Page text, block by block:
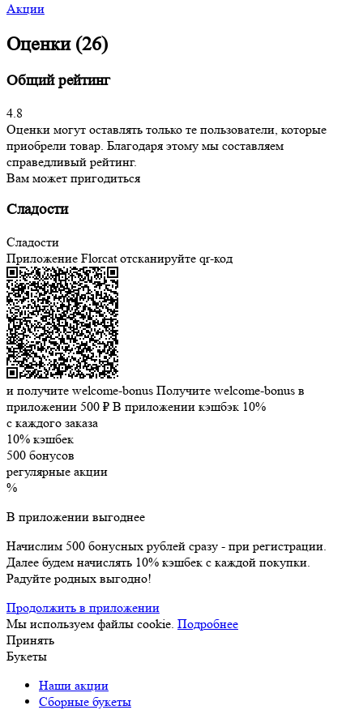
Акции
Оценки (26)
Общий рейтинг
4.8
Оценки могут оставлять только те пользователи, которые
приобрели товар. Благодаря этому мы составляем
справедливый рейтинг.
Вам может пригодиться
Сладости
Сладости
Приложение Florcat отсканируйте qr-код
и получите welcome-bonus Получите welcome-bonus в
приложении 500 ₽ В приложении кэшбэк 10%
с каждого заказа
10% кэшбек
500 бонусов
регулярные акции
%
В приложении выгоднее
Начислим 500 бонусных рублей сразу - при регистрации.
Далее будем начислять 10% кэшбек с каждой покупки.
Радуйте родных выгодно!
Продолжить в приложении
Мы используем файлы cookie. Подробнее
Принять
Букеты
Наши акции
Сборные букеты